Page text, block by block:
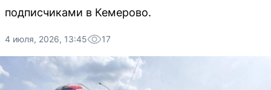
подписчиками в Кемерово.
4 июля, 2026, 13:45 17